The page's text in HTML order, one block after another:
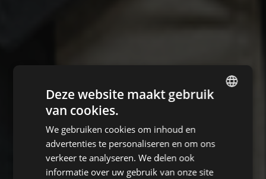
CZECH
SLOVAK
Deze website maakt gebruik
van cookies.
We gebruiken cookies om inhoud en
advertenties te personaliseren en om ons
verkeer te analyseren. We delen ook
informatie over uw gebruik van onze site